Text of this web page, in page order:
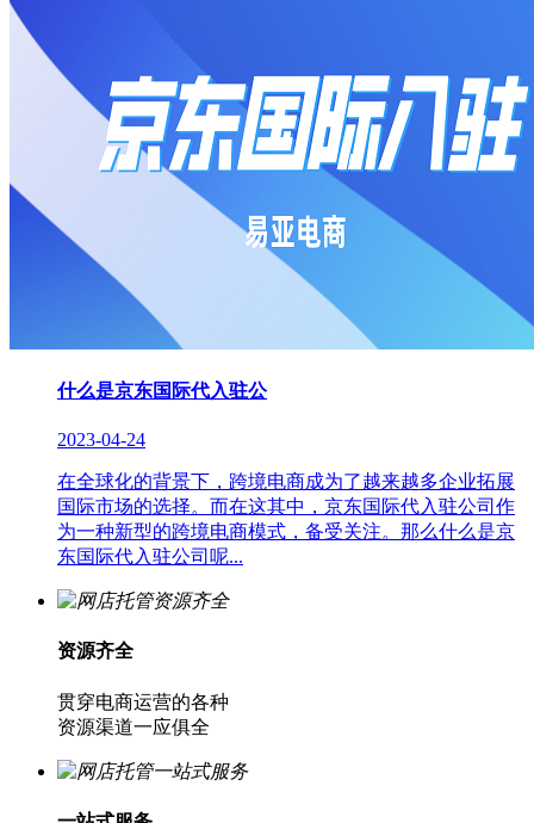
什么是京东国际代入驻公
2023-04-24
在全球化的背景下，跨境电商成为了越来越多企业拓展
国际市场的选择。而在这其中，京东国际代入驻公司作
为一种新型的跨境电商模式，备受关注。那么什么是京
东国际代入驻公司呢...
资源齐全
贯穿电商运营的各种
资源渠道一应俱全